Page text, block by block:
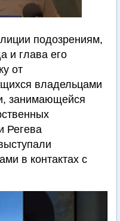
подозрениям,
и глава его
от
владельцами
занимающейся
Регева
в контактах с